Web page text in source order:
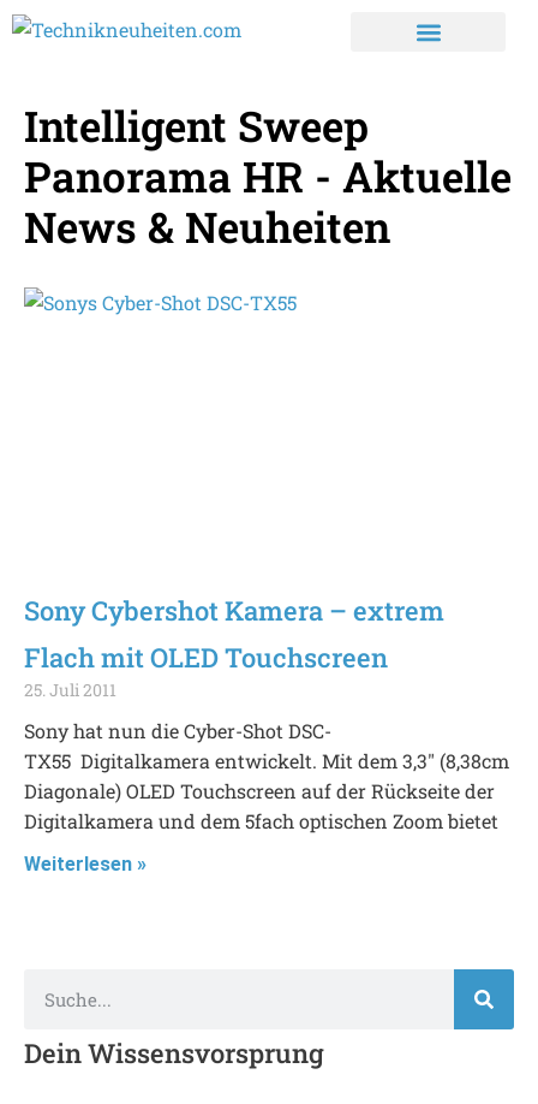
Intelligent Sweep
Panorama HR - Aktuelle
News & Neuheiten
Sony Cybershot Kamera – extrem
Flach mit OLED Touchscreen
25. Juli 2011
Sony hat nun die Cyber-Shot DSC-
TX55 Digitalkamera entwickelt. Mit dem 3,3″ (8,38cm
Diagonale) OLED Touchscreen auf der Rückseite der
Digitalkamera und dem 5fach optischen Zoom bietet
Weiterlesen »
Dein Wissensvorsprung